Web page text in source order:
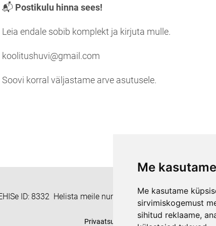
Me
Me kasutame
sirvimiskogemust
sihitud reklaame,
📬 Postikulu hinna sees!
Leia endale sobib komplekt ja kirjuta mulle.
koolitushuvi@gmail.com
Soovi korral väljastame arve asutusele.
ID: 8332 Helista meile numbril +372 55938233 või
Privaatsuspoliitika